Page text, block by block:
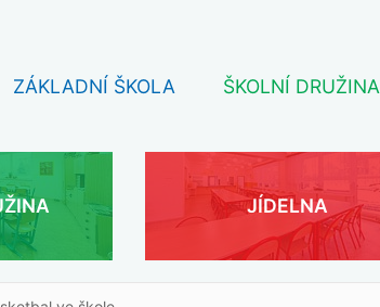
ZÁKLADNÍ ŠKOLA ŠKOLNÍ DRUŽINA
JÍDELNA